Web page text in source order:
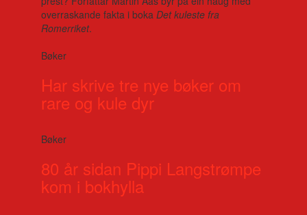
overraskande fakta i boka Det kuleste fra
Romerriket.
Bøker
Har skrive tre nye bøker om
rare og kule dyr
Bøker
80 år sidan Pippi Langstrømpe
kom i bokhylla